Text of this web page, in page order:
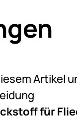
Artikel
für